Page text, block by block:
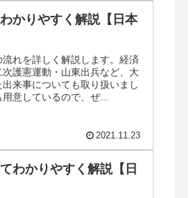
かりやすく解説【日本
れを詳しく解説します。経済
護憲運動・山東出兵など、大
来事についても取り扱いまし
意しているので、ぜ...
2021.11.23
わかりやすく解説【日